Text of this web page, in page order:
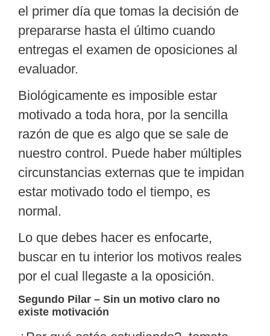
el primer día que tomas la decisión de
prepararse hasta el último cuando
entregas el examen de oposiciones al
evaluador.
Biológicamente es imposible estar
motivado a toda hora, por la sencilla
razón de que es algo que se sale de
nuestro control. Puede haber múltiples
circunstancias externas que te impidan
estar motivado todo el tiempo, es
normal.
Lo que debes hacer es enfocarte,
buscar en tu interior los motivos reales
por el cual llegaste a la oposición.
Segundo Pilar – Sin un motivo claro no
existe motivación